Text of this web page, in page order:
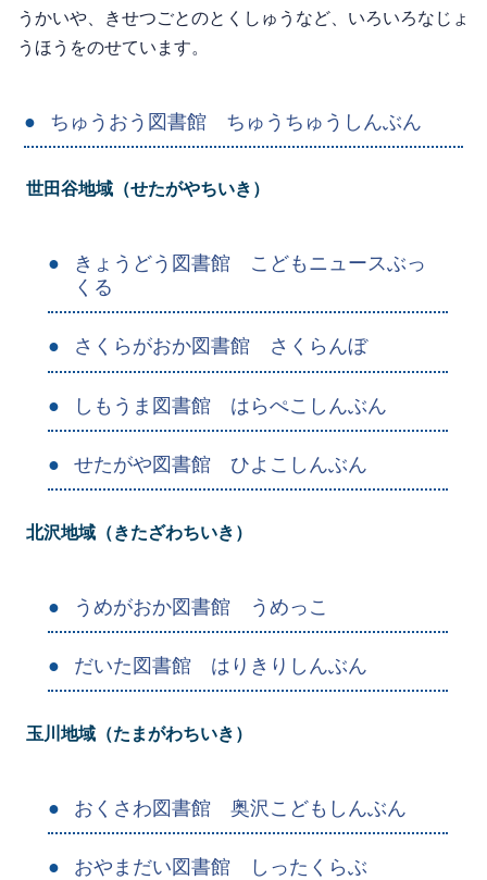
うかいや、きせつごとのとくしゅうなど、いろいろなじょ
うほうをのせています。
ちゅうおう図書館 ちゅうちゅうしんぶん
世田谷地域（せたがやちいき）
きょうどう図書館 こどもニュースぶっ
くる
さくらがおか図書館 さくらんぼ
しもうま図書館 はらぺこしんぶん
せたがや図書館 ひよこしんぶん
北沢地域（きたざわちいき）
うめがおか図書館 うめっこ
だいた図書館 はりきりしんぶん
玉川地域（たまがわちいき）
おくさわ図書館 奥沢こどもしんぶん
おやまだい図書館 しったくらぶ